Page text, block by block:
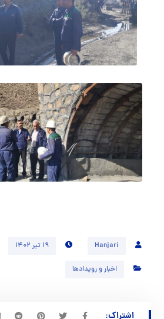
Hanjari ۱۹ تیر ۱۴۰۲
اخبار و رویدادها